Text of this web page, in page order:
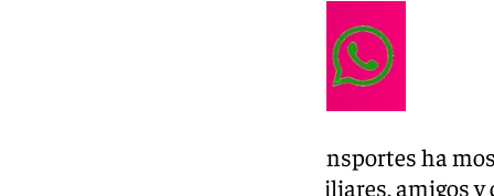
En este sentido, el titular de Transportes ha
y «todo» su «cariño para los familiares, amigos